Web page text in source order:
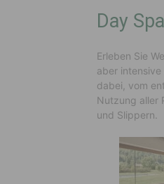
Day
Erleben Sie
aber
dabei, vom
Nutzung aller
und Slippern.